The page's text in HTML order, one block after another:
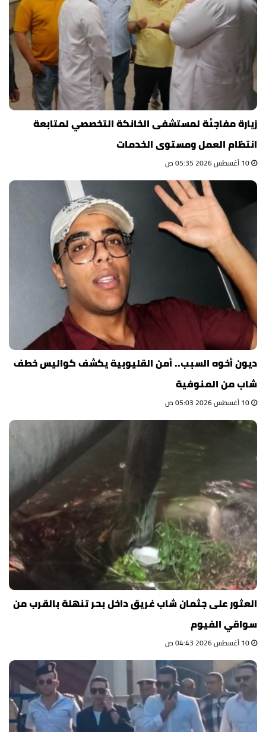
زيارة مفاجئة لمستشفى الخانكة التخصصي لمتابعة
انتظام العمل ومستوى الخدمات
ديون أخوه السبب.. أمن القليوبية يكشف كواليس خطف
شاب من المنوفية
العثور على جثمان شاب غريق داخل بحر تنهلة بالقرب من
سواقي الفيوم